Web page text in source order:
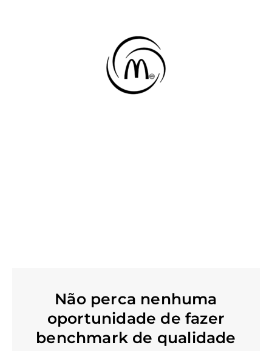
Não perca nenhuma
oportunidade de fazer
benchmark de qualidade